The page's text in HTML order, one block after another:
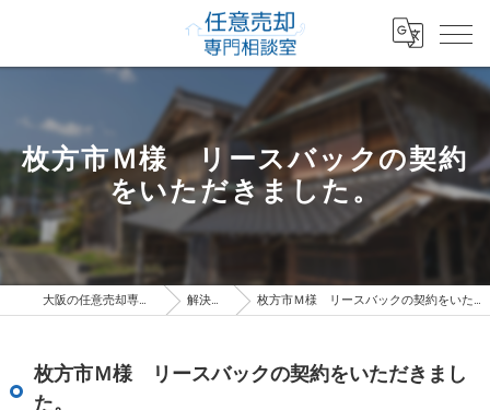
枚方市Ｍ様 リースバックの契約
をいただきました。
大阪の任意売却専門相談室 解決事例 枚方市Ｍ様 リースバックの契約をいただきました。
枚方市Ｍ様 リースバックの契約をいただきまし